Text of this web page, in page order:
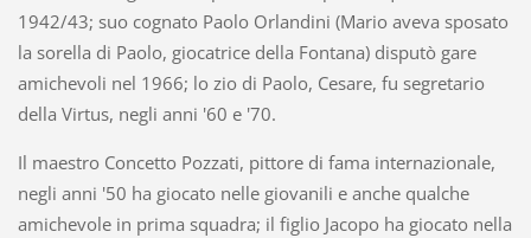
1942/43; suo cognato Paolo Orlandini (Mario aveva sposato
la sorella di Paolo, giocatrice della Fontana) disputò gare
amichevoli nel 1966; lo zio di Paolo, Cesare, fu segretario
della Virtus, negli anni '60 e '70.
Il maestro Concetto Pozzati, pittore di fama internazionale,
negli anni '50 ha giocato nelle giovanili e anche qualche
amichevole in prima squadra; il figlio Jacopo ha giocato nella